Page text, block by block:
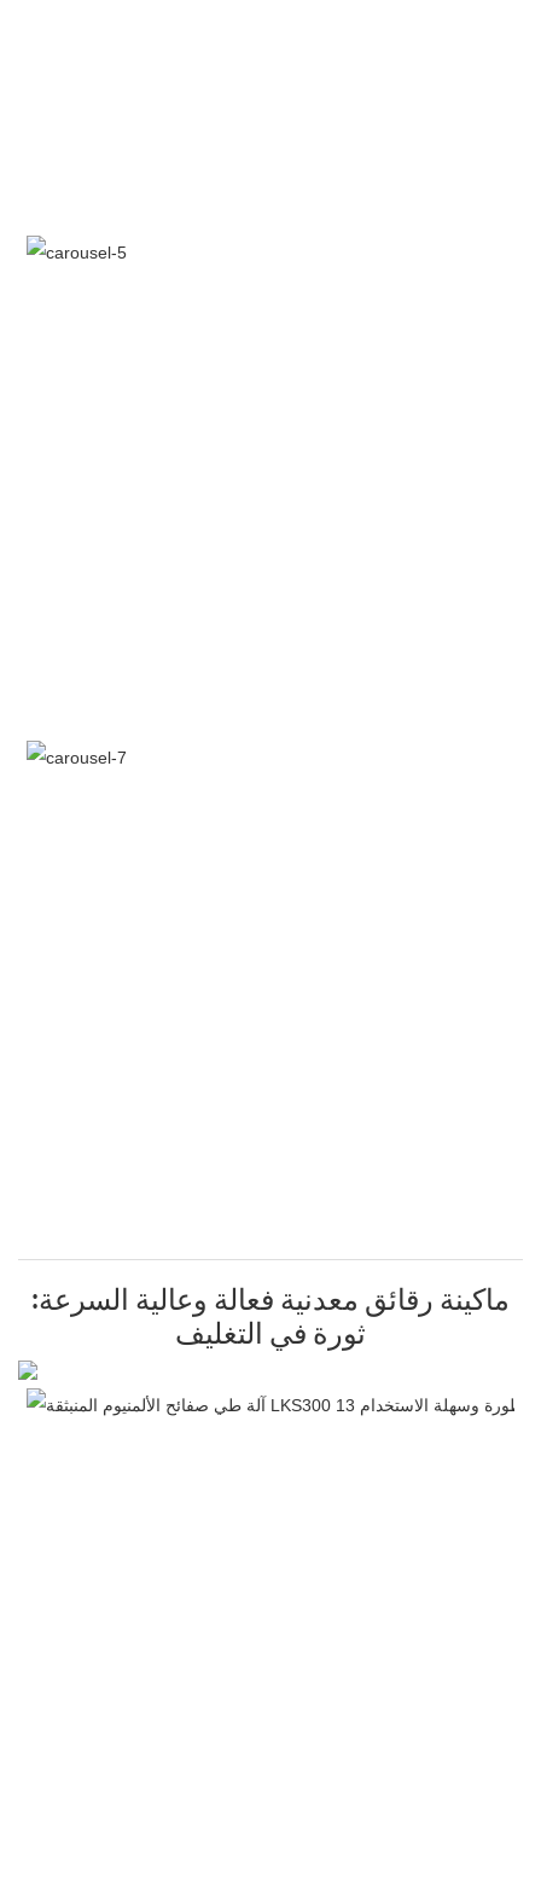
ماكينة رقائق معدنية فعالة وعالية السرعة:
ثورة في التغليف